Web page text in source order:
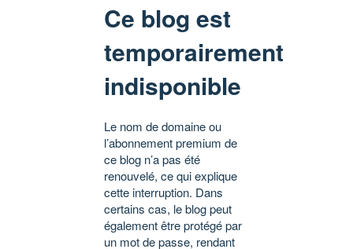
Ce blog est
temporairement
indisponible
Le nom de domaine ou
l’abonnement premium de
ce blog n’a pas été
renouvelé, ce qui explique
cette interruption. Dans
certains cas, le blog peut
également être protégé par
un mot de passe, rendant